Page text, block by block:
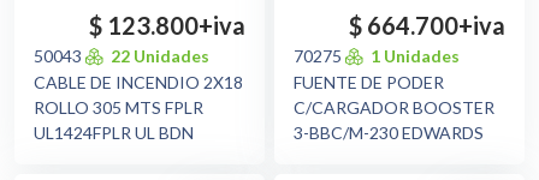
$ 123.800+iva
50043
22 Unidades
CABLE DE INCENDIO 2X18
ROLLO 305 MTS FPLR
UL1424FPLR UL BDN
$ 664.700+iva
70275
1 Unidades
FUENTE DE PODER
C/CARGADOR BOOSTER
3-BBC/M-230 EDWARDS